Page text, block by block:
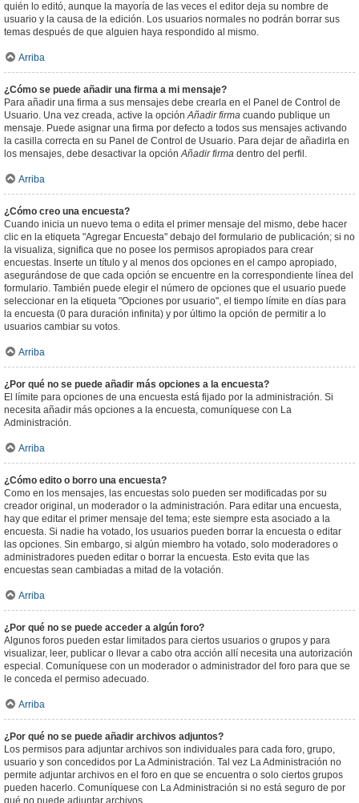
quién lo editó, aunque la mayoría de las veces el editor deja su nombre de
usuario y la causa de la edición. Los usuarios normales no podrán borrar sus
temas después de que alguien haya respondido al mismo.
Arriba
¿Cómo se puede añadir una firma a mi mensaje?
Para añadir una firma a sus mensajes debe crearla en el Panel de Control de
Usuario. Una vez creada, active la opciónAñadir firma cuando publique un
mensaje. Puede asignar una firma por defecto a todos sus mensajes activando
la casilla correcta en su Panel de Control de Usuario. Para dejar de añadirla en
los mensajes, debe desactivar la opciónAñadir firma dentro del perfil.
Arriba
¿Cómo creo una encuesta?
Cuando inicia un nuevo tema o edita el primer mensaje del mismo, debe hacer
clic en la etiqueta "Agregar Encuesta" debajo del formulario de publicación; si no
la visualiza, significa que no posee los permisos apropiados para crear
encuestas. Inserte un título y al menos dos opciones en el campo apropiado,
asegurándose de que cada opción se encuentre en la correspondiente línea del
formulario. También puede elegir el número de opciones que el usuario puede
seleccionar en la etiqueta "Opciones por usuario", el tiempo límite en días para
la encuesta (0 para duración infinita) y por último la opción de permitir a lo
usuarios cambiar su votos.
Arriba
¿Por qué no se puede añadir más opciones a la encuesta?
El límite para opciones de una encuesta está fijado por la administración. Si
necesita añadir más opciones a la encuesta, comuníquese con La
Administración.
Arriba
¿Cómo edito o borro una encuesta?
Como en los mensajes, las encuestas solo pueden ser modificadas por su
creador original, un moderador o la administración. Para editar una encuesta,
hay que editar el primer mensaje del tema; este siempre esta asociado a la
encuesta. Si nadie ha votado, los usuarios pueden borrar la encuesta o editar
las opciones. Sin embargo, si algún miembro ha votado, solo moderadores o
administradores pueden editar o borrar la encuesta. Esto evita que las
encuestas sean cambiadas a mitad de la votación.
Arriba
¿Por qué no se puede acceder a algún foro?
Algunos foros pueden estar limitados para ciertos usuarios o grupos y para
visualizar, leer, publicar o llevar a cabo otra acción allí necesita una autorización
especial. Comuníquese con un moderador o administrador del foro para que se
le conceda el permiso adecuado.
Arriba
¿Por qué no se puede añadir archivos adjuntos?
Los permisos para adjuntar archivos son individuales para cada foro, grupo,
usuario y son concedidos por La Administración. Tal vez La Administración no
permite adjuntar archivos en el foro en que se encuentra o solo ciertos grupos
pueden hacerlo. Comuníquese con La Administración si no está seguro de por
qué no puede adjuntar archivos.